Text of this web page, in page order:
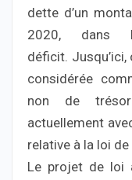
dette d’un
2020, dans
déficit.
considérée
non de
actuellement
relative à la loi
Le projet de loi